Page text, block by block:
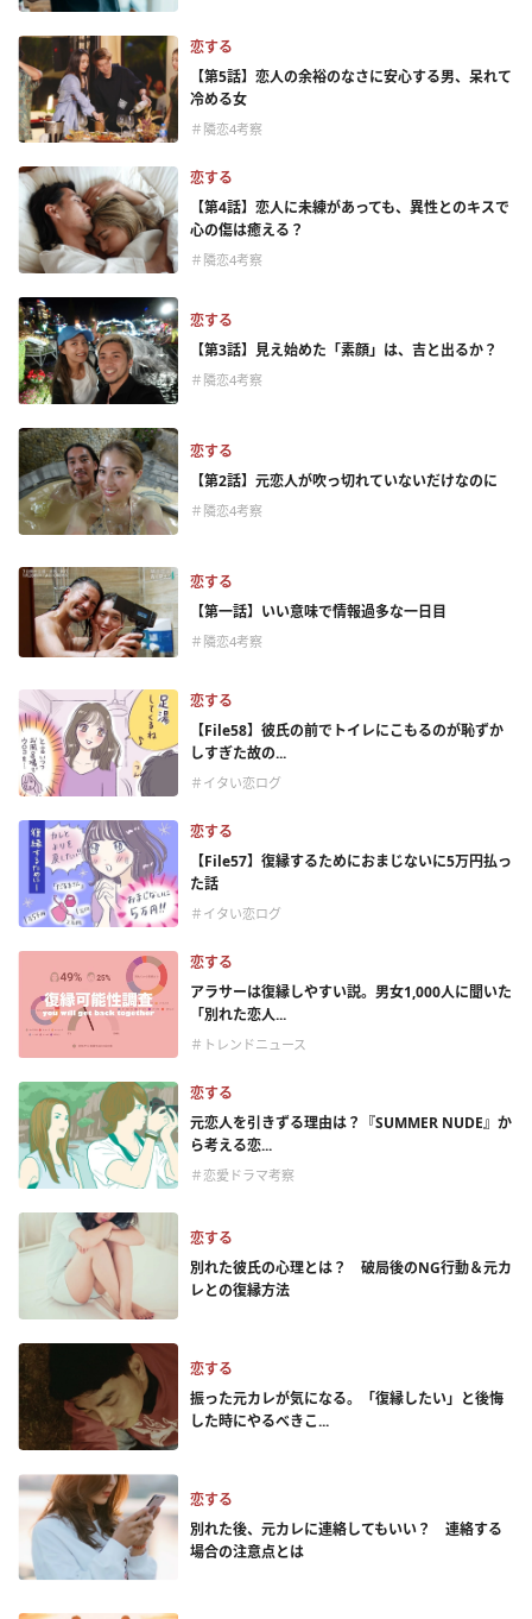
恋する
【第5話】恋人の余裕のなさに安心する男、呆れて
冷める女
＃隣恋4考察
恋する
【第4話】恋人に未練があっても、異性とのキスで
心の傷は癒える？
＃隣恋4考察
恋する
【第3話】見え始めた「素顔」は、吉と出るか？
＃隣恋4考察
恋する
【第2話】元恋人が吹っ切れていないだけなのに
＃隣恋4考察
恋する
【第一話】いい意味で情報過多な一日目
＃隣恋4考察
恋する
【File58】彼氏の前でトイレにこもるのが恥ずか
しすぎた故の...
＃イタい恋ログ
恋する
【File57】復縁するためにおまじないに5万円払っ
た話
＃イタい恋ログ
恋する
アラサーは復縁しやすい説。男女1,000人に聞いた
「別れた恋人...
＃トレンドニュース
恋する
元恋人を引きずる理由は？『SUMMER NUDE』か
ら考える恋...
＃恋愛ドラマ考察
恋する
別れた彼氏の心理とは？ 破局後のNG行動＆元カ
レとの復縁方法
恋する
振った元カレが気になる。「復縁したい」と後悔
した時にやるべきこ...
恋する
別れた後、元カレに連絡してもいい？ 連絡する
場合の注意点とは